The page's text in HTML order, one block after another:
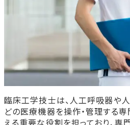
臨床工学技士の将来性について
首都医校の臨床工学技士特科
臨床工学技士特科
臨床工学技士は、人工呼吸器や
どの医療機器を操作・管理する
える重要な役割を担っており、